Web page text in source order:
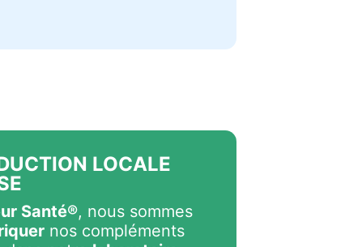
LOCALE
Santé®, nous sommes
nos compléments